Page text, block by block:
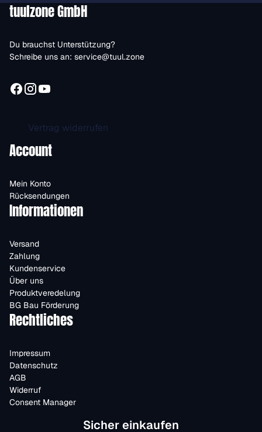
tuulzone GmbH
Du brauchst Unterstützung?
Schreibe uns an: service@tuul.zone
Vertrag widerrufen
Account
Mein Konto
Rücksendungen
Informationen
Versand
Zahlung
Kundenservice
Über uns
Produktveredelung
BG Bau Förderung
Rechtliches
Impressum
Datenschutz
AGB
Widerruf
Consent Manager
Sicher einkaufen